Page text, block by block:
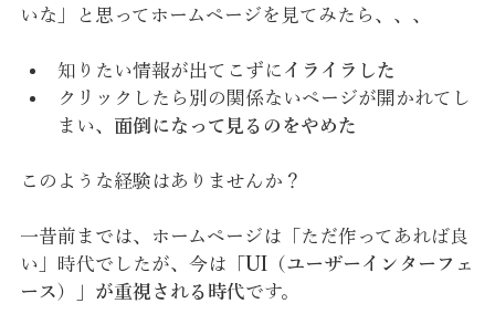
いな」と思ってホームページを見てみたら、、、
知りたい情報が出てこずに イライラした
クリックしたら別の関係ないページが開かれてし
まい、 面倒になって見るのをやめた
このような経験はありませんか？
一昔前までは、ホームページは「ただ作ってあれば良
い」時代でしたが、今は「
UI（ユーザーインターフェ
ース）」が重視される時代です。